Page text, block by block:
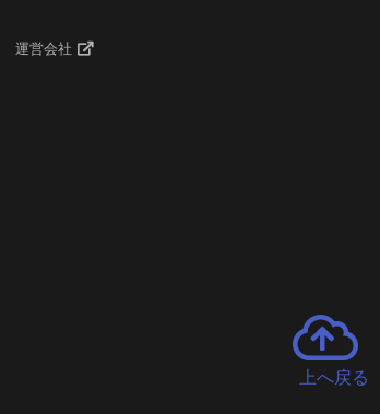
上へ戻る
運営会社